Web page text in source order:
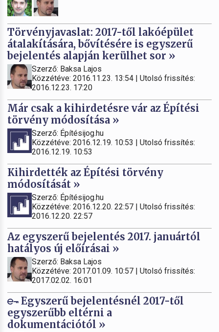
Törvényjavaslat: 2017-től lakóépület
átalakítására, bővítésére is egyszerű
bejelentés alapján kerülhet sor »
Szerző: Baksa Lajos
Közzétéve: 2016.11.23. 13:54 | Utolsó frissítés:
2016.12.23. 17:20
Már csak a kihirdetésre vár az Építési
törvény módosítása »
Szerző: Építésijog.hu
Közzétéve: 2016.12.19. 10:53 | Utolsó frissítés:
2016.12.19. 10:53
Kihirdették az Építési törvény
módosítását »
Szerző: Építésijog.hu
Közzétéve: 2016.12.20. 22:57 | Utolsó frissítés:
2016.12.20. 22:57
Az egyszerű bejelentés 2017. januártól
hatályos új előírásai »
Szerző: Baksa Lajos
Közzétéve: 2017.01.09. 10:57 | Utolsó frissítés:
2017.02.02. 16:01
Egyszerű bejelentésnél 2017-től
egyszerűbb eltérni a
dokumentációtól »